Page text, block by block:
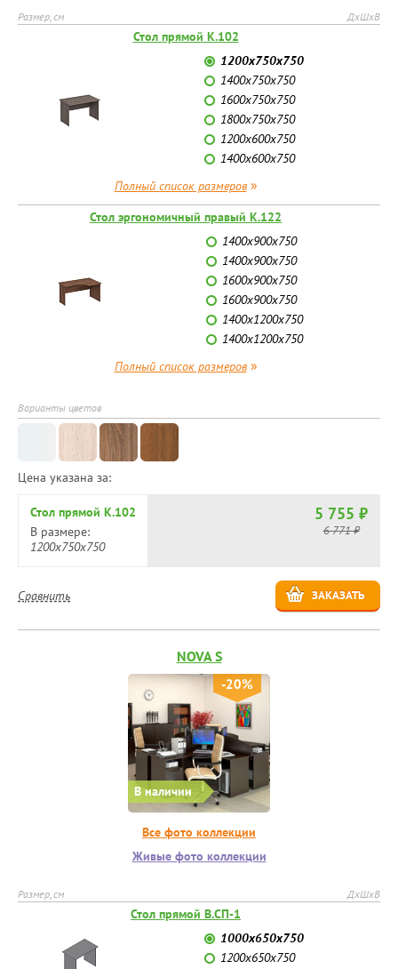
Размер, см ДхШхВ
Стол прямой К.102
1200x750x750
1400x750x750
1600x750x750
1800x750x750
1200x600x750
1400x600x750
Полный список размеров»
Стол эргономичный правый К.122
1400x900x750
1400x900x750
1600x900x750
1600x900x750
1400x1200x750
1400x1200x750
Полный список размеров»
Варианты цветов
Цена указана за:
Стол прямой К.102
В размере:
1200x750x750
5 755 ₽
6 771 ₽
ЗАКАЗАТЬ
Сравнить
NOVA S
В наличии
-20%
Все фото коллекции
Живые фото коллекции
Размер, см ДхШхВ
Стол прямой В.СП-1
1000х650х750
1200х650х750